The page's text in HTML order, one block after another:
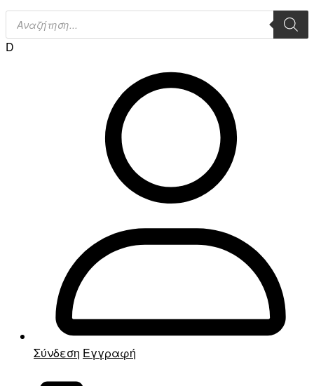
Products
search
D
Σύνδεση Εγγραφή